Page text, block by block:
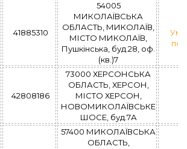
41885310
54005
МИКОЛАЇВСЬКА
ОБЛАСТЬ, МИКОЛАЇВ,
МІСТО МИКОЛАЇВ,
Пушкінська, буд.28, оф.
(кв.)7
42808186
73000 ХЕРСОНСЬКА
ОБЛАСТЬ, ХЕРСОН,
МІСТО ХЕРСОН,
НОВОМИКОЛАЇВСЬКЕ
ШОСЕ, буд.7А
57400 МИКОЛАЇВСЬКА
ОБЛАСТЬ,